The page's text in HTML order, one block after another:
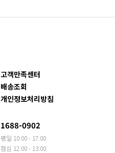
고객만족센터
배송조회
개인정보처리방침
1688-0902
평일 10:00 - 17:00
점심 12:00 - 13:00